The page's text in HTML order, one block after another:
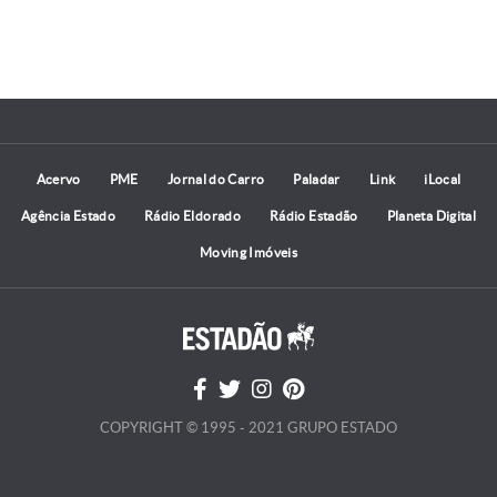
Acervo PME Jornal do Carro Paladar Link iLocal
Agência Estado Rádio Eldorado Rádio Estadão Planeta Digital
Moving Imóveis
COPYRIGHT © 1995 - 2021 GRUPO ESTADO